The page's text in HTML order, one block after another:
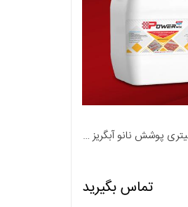
خرید 20 لیتری پوشش نانو آبگریز کننده - پاورمیکس
تماس بگیرید